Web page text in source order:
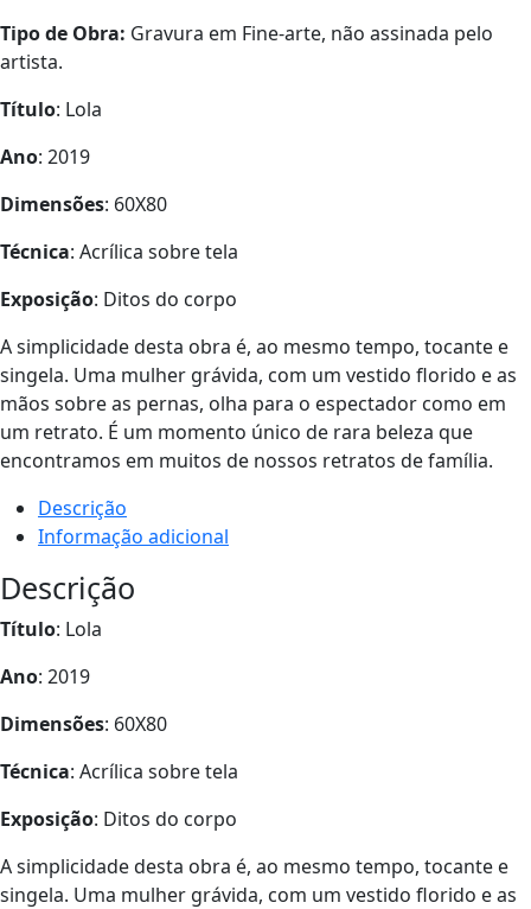
Tipo de Obra: Gravura em Fine-arte, não assinada pelo
artista.
Título: Lola
Ano: 2019
Dimensões: 60X80
Técnica: Acrílica sobre tela
Exposição: Ditos do corpo
A simplicidade desta obra é, ao mesmo tempo, tocante e
singela. Uma mulher grávida, com um vestido florido e as
mãos sobre as pernas, olha para o espectador como em
um retrato. É um momento único de rara beleza que
encontramos em muitos de nossos retratos de família.
Descrição
Informação adicional
Descrição
Título: Lola
Ano: 2019
Dimensões: 60X80
Técnica: Acrílica sobre tela
Exposição: Ditos do corpo
A simplicidade desta obra é, ao mesmo tempo, tocante e
singela. Uma mulher grávida, com um vestido florido e as